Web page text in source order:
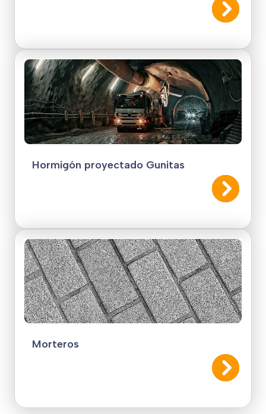
Hormigón proyectado Gunitas
Morteros